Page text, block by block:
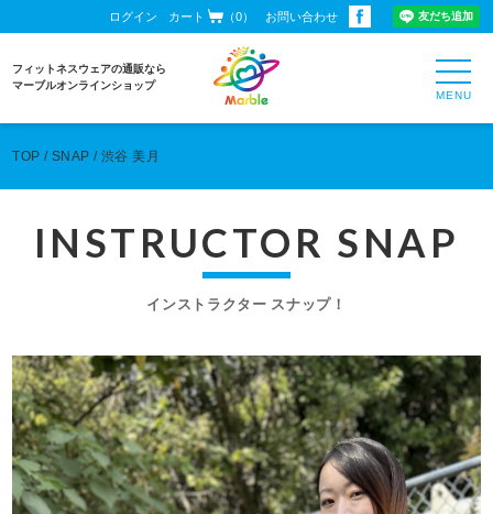
ログイン カート （0） お問い合わせ
フィットネスウェアの通販なら
マーブルオンラインショップ
TOP SNAP 渋谷 美月
INSTRUCTOR SNAP
インストラクター スナップ！